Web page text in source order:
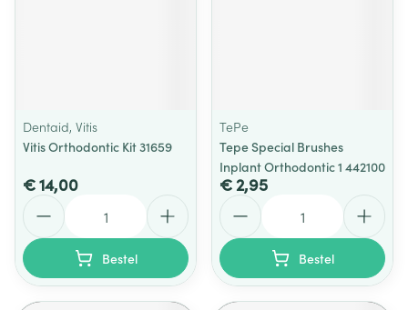
Dentaid, Vitis
Vitis Orthodontic Kit 31659
€ 14,00
Bestel
TePe
Tepe Special Brushes
Inplant Orthodontic 1 442100
€ 2,95
Bestel